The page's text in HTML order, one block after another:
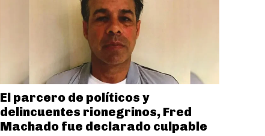
El parcero de políticos y
delincuentes rionegrinos, Fred
Machado fue declarado culpable